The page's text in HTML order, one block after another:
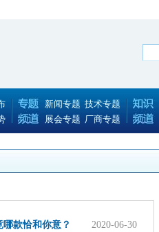
新闻专题 技术专题
展会专题 厂商专题
2020-06-30
款恰和你意？